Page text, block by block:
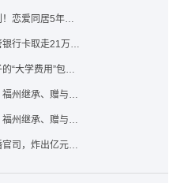
福州律师蔡思斌评析：二审改判！恋爱同居5年为女友买车，分手后能要回吗？
福州律师蔡思斌评析：配偶代管银行卡取走21万，离婚后这笔钱还要得回来吗？
福州律师蔡思斌评析：承担孩子的“大学费用”包括高额留学费用吗？
福州律师蔡思斌解答：变天了：福州继承、赠与房产转让要收20%个税？福州国税官方回复来了！
福州律师蔡思斌解答：变天了：福州继承、赠与房产转让要收20%个税？福州国税官方回答来了！
福州律师蔡思斌分享：一场离婚官司，炸出亿元“糊涂账”：本想分割家产，结果“自爆”了家底